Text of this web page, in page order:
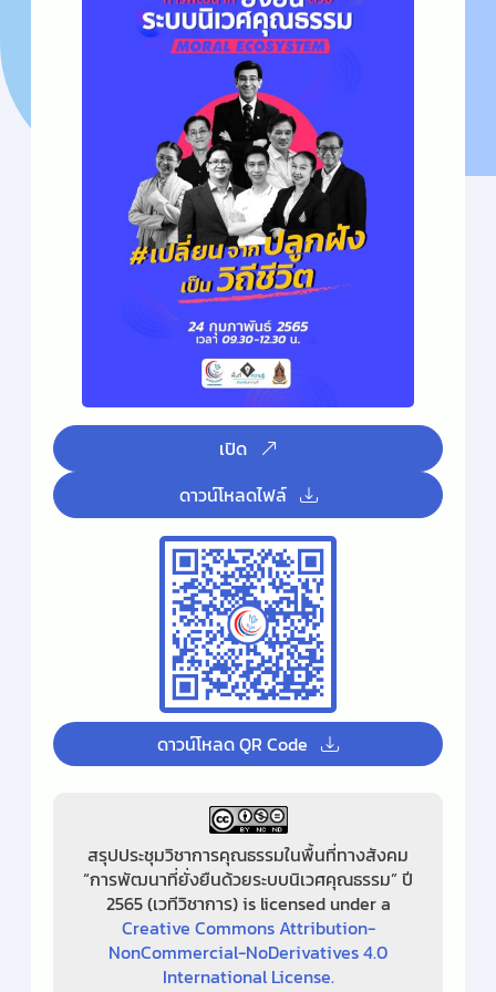
เปิด
ดาวน์โหลดไฟล์
ดาวน์โหลด QR Code
สรุปประชุมวิชาการคุณธรรมในพื้นที่ทางสังคม
“การพัฒนาที่ยั่งยืนด้วยระบบนิเวศคุณธรรม” ปี
2565 (เวทีวิชาการ) is licensed under a
Creative Commons Attribution-
NonCommercial-NoDerivatives 4.0
International License.